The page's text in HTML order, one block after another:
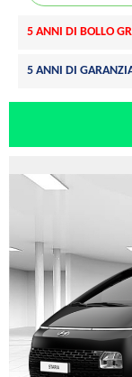
5 ANNI DI BOLLO
5 ANNI DI